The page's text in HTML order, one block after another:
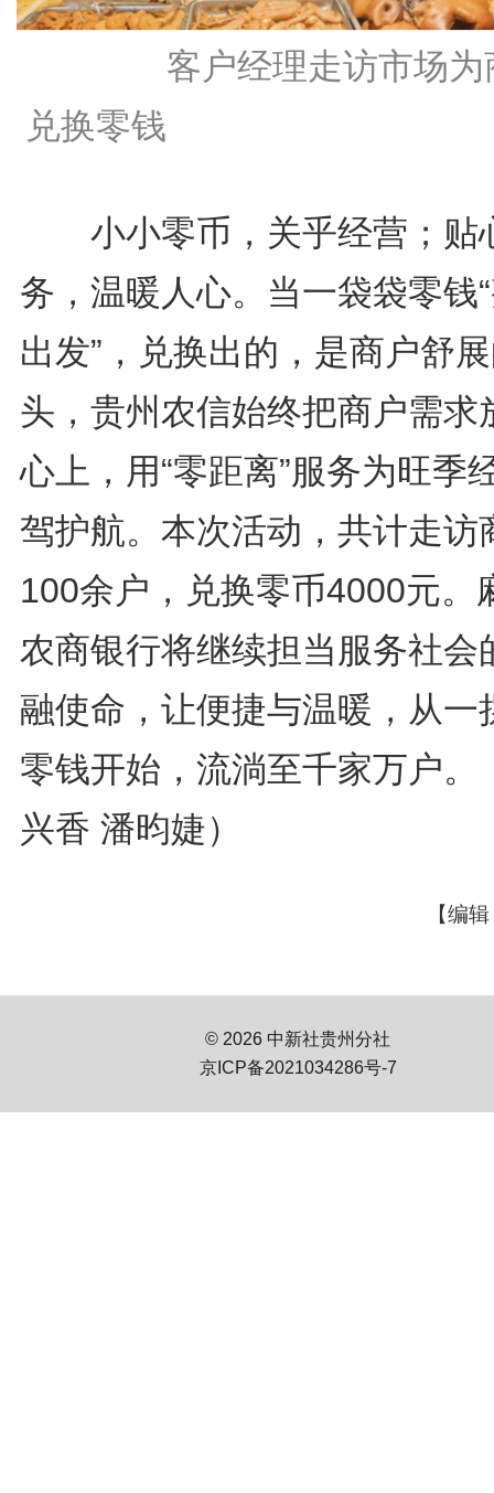
客户经理走访市场为
兑换零钱
小小零币，关乎经营；贴
务，温暖人心。当一袋袋零钱
出发”，兑换出的，是商户舒
头，贵州农信始终把商户需求
心上，用“零距离”服务为旺季
驾护航。本次活动，共计走访
100余户，兑换零币4000元。
农商银行将继续担当服务社会
融使命，让便捷与温暖，从一
零钱开始，流淌至千家万户。
兴香 潘昀婕）
【编
© 2026 中新社贵州分社
京ICP备2021034286号-7